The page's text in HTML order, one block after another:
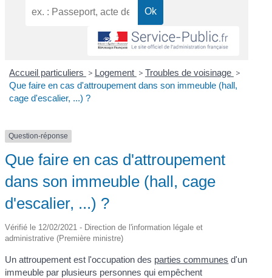
Accueil particuliers > Logement > Troubles de voisinage >
Que faire en cas d'attroupement dans son immeuble (hall,
cage d'escalier, ...) ?
Question-réponse
Que faire en cas d'attroupement
dans son immeuble (hall, cage
d'escalier, ...) ?
Vérifié le 12/02/2021 - Direction de l'information légale et
administrative (Première ministre)
Un attroupement est l'occupation des parties communes d'un
immeuble par plusieurs personnes qui empêchent